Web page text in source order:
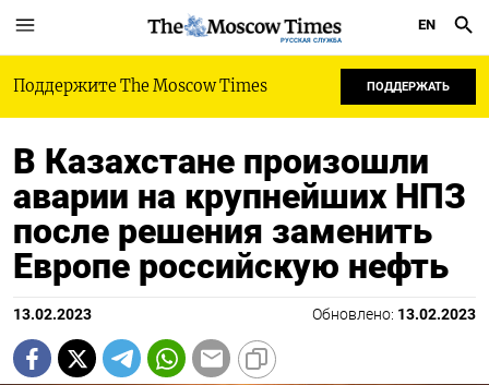
РУССКАЯ СЛУЖБА
EN
Поддержите The Moscow Times ПОДДЕРЖАТЬ
В Казахстане произошли
аварии на крупнейших НПЗ
после решения заменить
Европе российскую нефть
13.02.2023 Обновлено: 13.02.2023